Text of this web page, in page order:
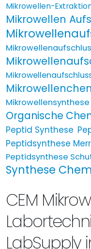
Mikrowellen-
Mikrowellen
Organische
Peptid Synthese
Peptidsynthese
Peptidsynthese
Synthese
CEM
LabSupply